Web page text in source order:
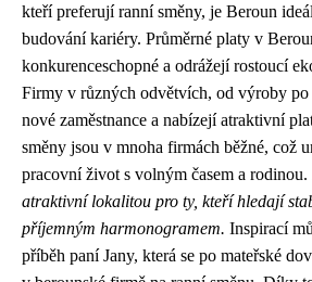
kteří preferují ranní směny, je Beroun
budování kariéry. Průměrné platy v
konkurenceschopné a odrážejí rostoucí
Firmy v různých odvětvích, od výroby
nové zaměstnance a nabízejí atraktivní
směny jsou v mnoha firmách běžné, což
pracovní život s volným časem a rodinou.
atraktivní lokalitou pro ty, kteří hledají
příjemným harmonogramem. Inspirací
příběh paní Jany, která se po mateřské